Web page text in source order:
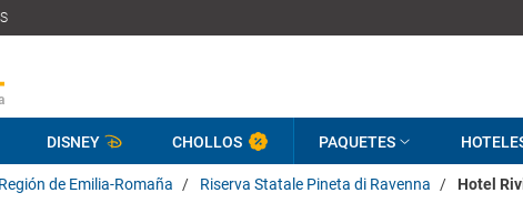
DISNEY CHOLLOS PAQUETES
Región de Emilia-Romaña / Riserva Statale Pineta di Ravenna / Hotel